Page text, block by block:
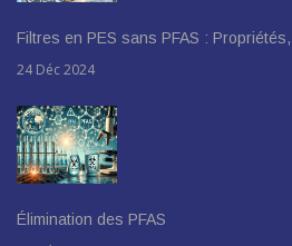
Filtres en PES sans PFAS :
24 Déc 2024
Élimination des PFAS